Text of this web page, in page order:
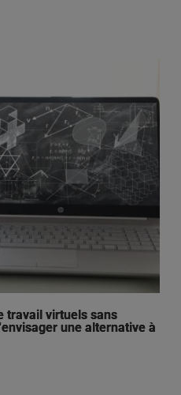
travail virtuels sans
une alternative à